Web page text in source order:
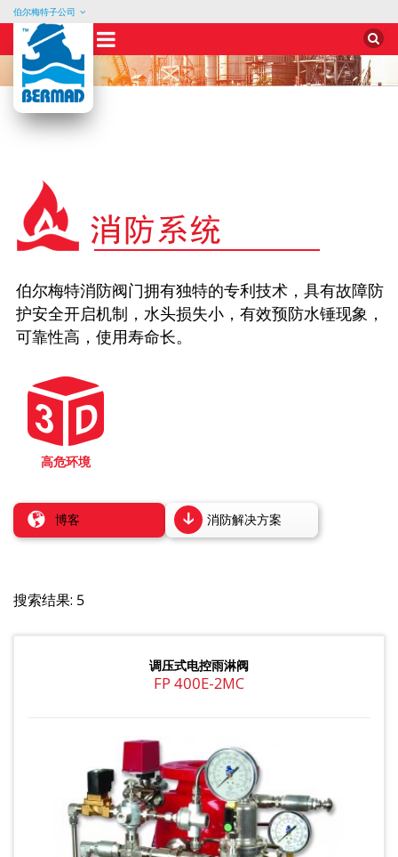
Skip
to
content
伯尔梅特子公司
for:
制
雨
阀
伯尔梅特消防阀门拥有独特的专利技术，具有故障防
护安全开启机制，水头损失小，有效预防水锤现象，
可靠性高，使用寿命长。
高危环境
博客 消防解决方案
搜索结果: 5
调压式电控雨淋阀
FP 400E-2MC